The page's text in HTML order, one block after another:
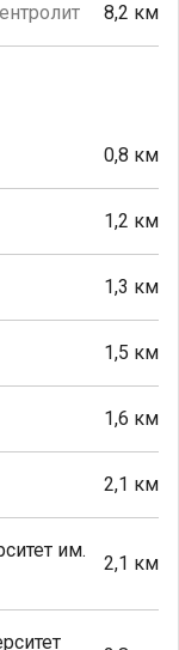
8,2 км
0,8 км
1,2 км
1,3 км
1,5 км
1,6 км
2,1 км
им.
2,1 км